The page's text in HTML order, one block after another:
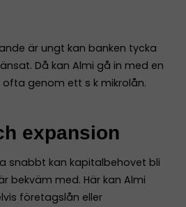
är ungt kan banken tycka
Då kan Almi gå in med en
genom ett s k mikrolån.
expansion
snabbt kan kapitalbehovet bli
bekväm med. Här kan Almi
företagslån eller